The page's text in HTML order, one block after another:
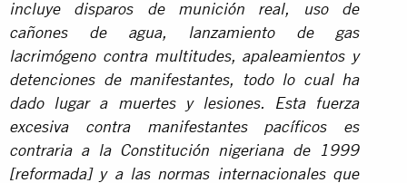
incluye disparos de munición real, uso de
cañones de agua, lanzamiento de gas
lacrimógeno contra multitudes, apaleamientos y
detenciones de manifestantes, todo lo cual ha
dado lugar a muertes y lesiones. Esta fuerza
excesiva contra manifestantes pacíficos es
contraria a la Constitución nigeriana de 1999
[reformada] y a las normas internacionales que